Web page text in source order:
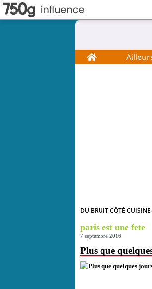
Home
DU BRUIT CÔTÉ CUISINE
paris est une fete
7 septembre 2016
Plus que